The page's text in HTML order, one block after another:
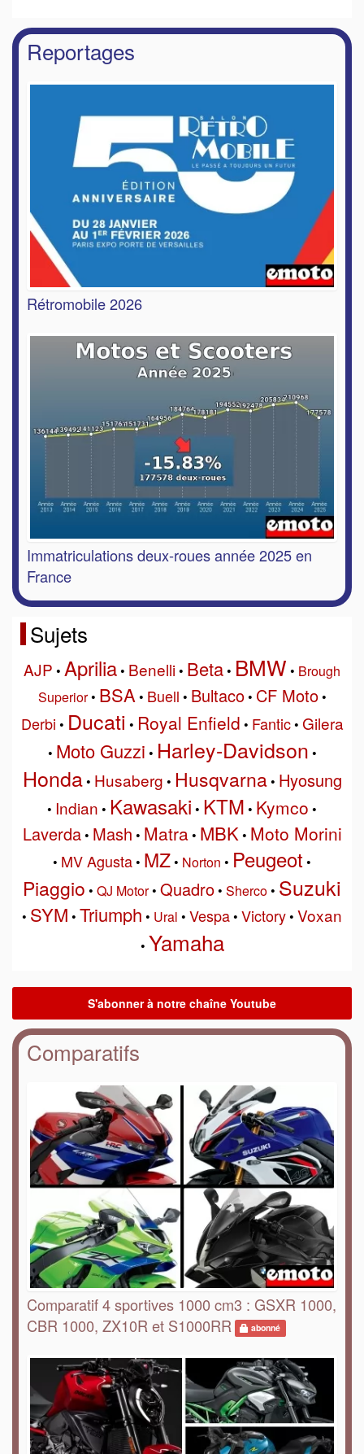
Reportages
Rétromobile 2026
Immatriculations deux-roues année 2025 en
France
Sujets
AJP • Aprilia• Benelli• Beta• BMW • Brough
Superior• BSA• Buell • Bultaco• CF Moto•
Derbi • Ducati • Royal Enfield • Fantic• Gilera
• Moto Guzzi • Harley-Davidson •
Honda• Husaberg • Husqvarna• Hyosung
• Indian • Kawasaki • KTM • Kymco •
Laverda• Mash • Matra• MBK• Moto Morini
• MV Agusta• MZ• Norton • Peugeot •
Piaggio • QJ Motor• Quadro• Sherco• Suzuki
• SYM • Triumph • Ural • Vespa• Victory• Voxan
• Yamaha
Comparatifs
Comparatif 4 sportives 1000 cm3 : GSXR 1000,
CBR 1000, ZX10R et S1000RR
abonné